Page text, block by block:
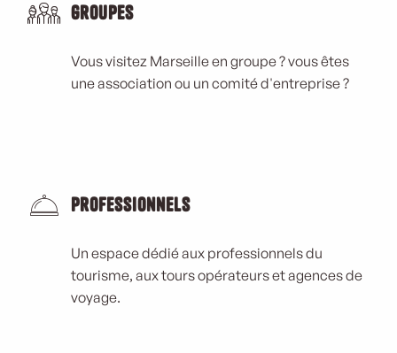
Groupes
Vous visitez Marseille en groupe ? vous êtes
une association ou un comité d'entreprise ?
Professionnels
Un espace dédié aux professionnels du
tourisme, aux tours opérateurs et agences de
voyage.